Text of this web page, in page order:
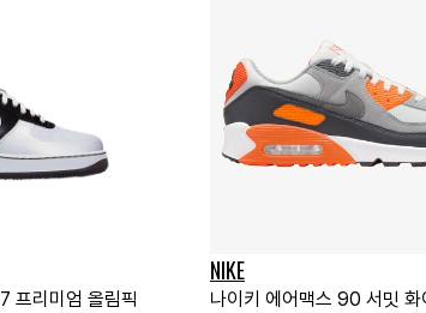
프리미엄 올림픽
NIKE
나이키 에어맥스 90 서밋 화